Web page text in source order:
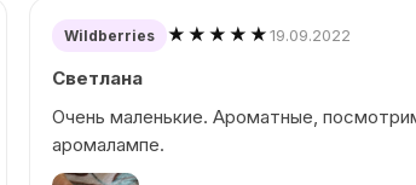
Wildberries ★★★★★19.09.2022
Светлана
Очень маленькие. Ароматные,
аромалампе.